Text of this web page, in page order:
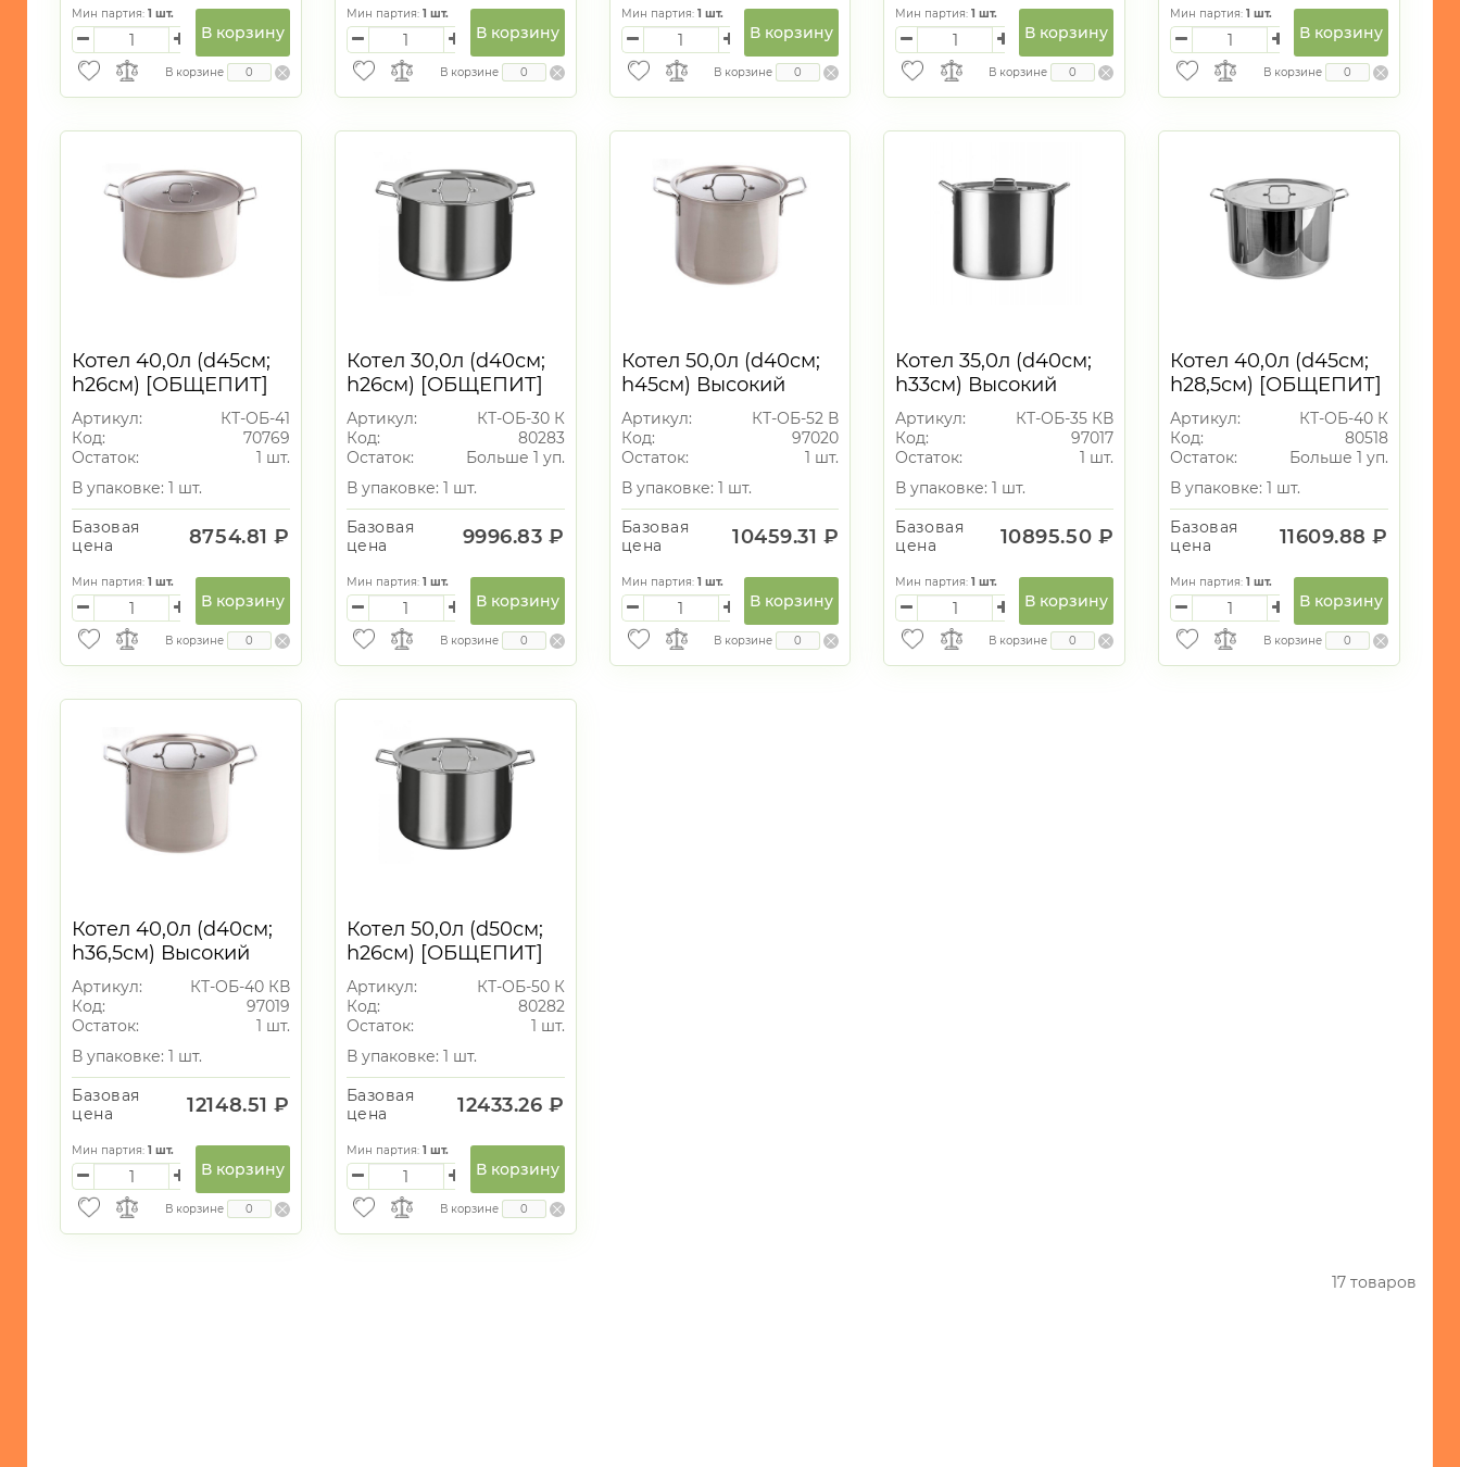
МОРСКАЯ
ТЕМАТИКА
ассортимент
алюминий
5
нержавейка
Мин партия: 1 шт.
В корзину
В корзине
Мин партия: 1 шт.
В корзину
В корзине
Мин партия: 1 шт.
В корзину
В корзине
Мин партия:1 шт.
В корзину
В корзине
Мин партия:1 шт.
В корзину
В корзине
Котел 40,0л (d45см;
h26см) [ОБЩЕПИТ]
Сварной. Клепанные
ручки
Артикул:
КТ-ОБ-41
Код:
70769
Остаток:
1 шт.
В упаковке: 1 шт.
Базовая
цена
8754.81 ₽
Мин партия: 1 шт.
В корзину
В корзине
Котел 30,0л (d40см;
h26см) [ОБЩЕПИТ]
ТРС. Капсульное дно
Артикул:
КТ-ОБ-30 К
Код:
80283
Остаток:
Больше 1 уп.
В упаковке: 1 шт.
Базовая
цена
9996.83 ₽
Мин партия: 1 шт.
В корзину
В корзине
Котел 50,0л (d40см;
h45см) Высокий
[ОБЩЕПИТ]
Сварной. Клепаные
ручки, 1
Артикул:
КТ-ОБ-52 В
Код:
97020
Остаток:
1 шт.
В упаковке: 1 шт.
Базовая
цена
10459.31 ₽
Мин партия: 1 шт.
В корзину
В корзине
Котел 35,0л (d40см;
h33см) Высокий
[ОБЩЕПИТ] ТРС
Сварной. Клепаные
ручки, 1
Артикул:
КТ-ОБ-35 КВ
Код:
97017
Остаток:
1 шт.
В упаковке: 1 шт.
Базовая
цена
10895.50 ₽
Мин партия:1 шт.
В корзину
В корзине
Котел 40,0л (d45см;
h28,5см) [ОБЩЕПИТ]
ТРС. Капсульное дно
Артикул:
КТ-ОБ-40 К
Код:
80518
Остаток:
Больше 1 уп.
В упаковке: 1 шт.
Базовая
цена
11609.88 ₽
Мин партия:1 шт.
В корзину
В корзине
Котел 40,0л (d40см;
h36,5см) Высокий
[ОБЩЕПИТ] ТРС
Сварной Клепаные
ручки, 1
Артикул:
КТ-ОБ-40 КВ
Код:
97019
Остаток:
1 шт.
В упаковке: 1 шт.
Базовая
цена
12148.51 ₽
Мин партия: 1 шт.
В корзину
В корзине
Котел 50,0л (d50см;
h26см) [ОБЩЕПИТ]
ТРС. Капсульное дно
Артикул:
КТ-ОБ-50 К
Код:
80282
Остаток:
1 шт.
В упаковке: 1 шт.
Базовая
цена
12433.26 ₽
Мин партия: 1 шт.
В корзину
В корзине
17 товаров